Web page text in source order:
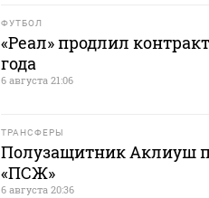
ФУТБОЛ
«Реал» продлил
года
6 августа 21:06
ТРАНСФЕРЫ
Полузащитник Аклиуш
«ПСЖ»
6 августа 20:36